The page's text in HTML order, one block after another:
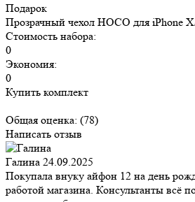
Подарок
Прозрачный чехол HOCO для iPhone
Стоимость набора:
0
Экономия:
0
Купить комплект
Общая оценка: (78)
Написать отзыв
Галина 24.09.2025
Покупала внуку айфон 12 на день
работой магазина. Консультанты всё